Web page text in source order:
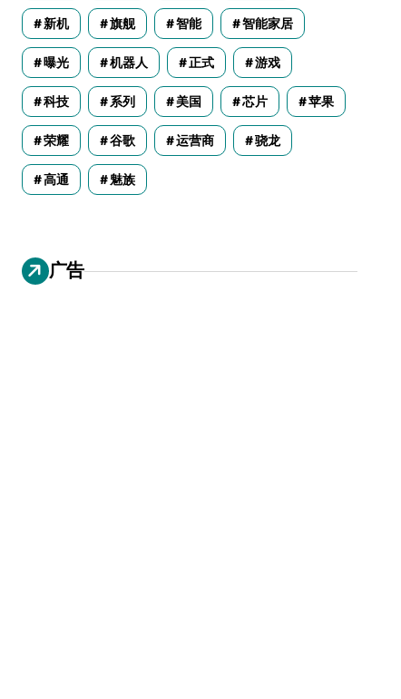
新机 旗舰 智能 智能家居
曝光 机器人 正式 游戏
科技 系列 美国 芯片 苹果
荣耀 谷歌 运营商 骁龙
高通 魅族
广告